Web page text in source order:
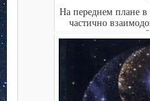
На переднем плане в
частично